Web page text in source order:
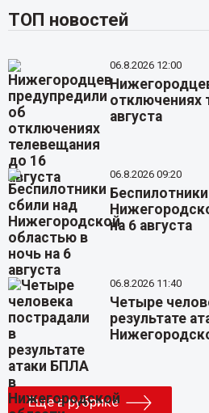
ТОП новостей
06.8.2026 12:00
отключениях
августа
06.8.2026 09:20
на 6 августа
06.8.2026 11:40
Четыре
результате
Еще в рубрике